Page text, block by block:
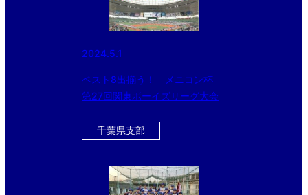
2024.5.1
ベスト8出揃う！ メニコン杯
第27回関東ボーイズリーグ大会
千葉県支部